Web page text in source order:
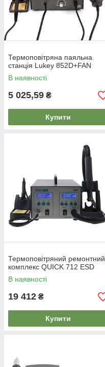
Термоповітряна паяльна
станція Lukey 852D+FAN
В наявності
5 025,59 ₴
Купити
Термоповітряний ремонтний
комплекс QUICK 712 ESD
В наявності
19 412 ₴
Купити